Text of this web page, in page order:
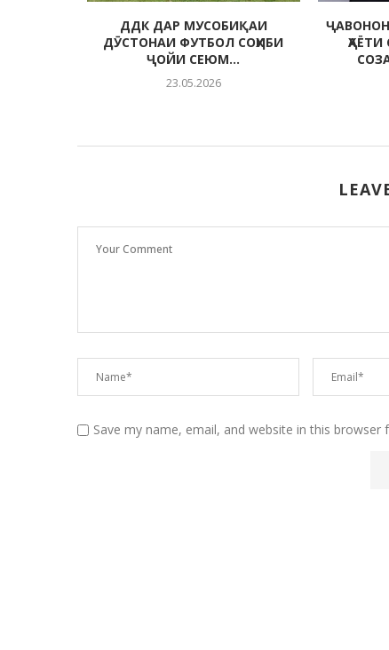
ДДК ДАР МУСОБИҚАИ
ДӮСТОНАИ ФУТБОЛ СОҲИБИ
ҶОЙИ СЕЮМ...
23.05.2026
Save my name, email, and website in this